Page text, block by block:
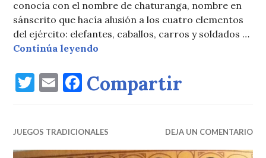
conocía con el nombre de chaturanga, nombre en
sánscrito que hacía alusión a los cuatro elementos
del ejército: elefantes, caballos, carros y soldados …
Continúa leyendo
T
te
E
l
F
e
Compartir
JUEGOS TRADICIONALES DEJA UN COMENTARIO